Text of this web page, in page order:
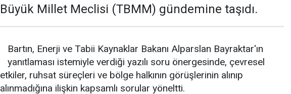
Büyük Millet Meclisi (TBMM) gündemine taşıdı.
Bartın, Enerji ve Tabii Kaynaklar Bakanı Alparslan Bayraktar'ın
yanıtlaması istemiyle verdiği yazılı soru önergesinde, çevresel
etkiler, ruhsat süreçleri ve bölge halkının görüşlerinin alınıp
alınmadığına ilişkin kapsamlı sorular yöneltti.